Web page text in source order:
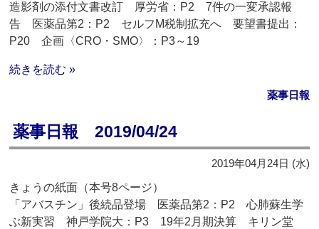
造影剤の添付文書改訂 厚労省：P2 7件の一変承認報
告 医薬品第2：P2 セルフM税制拡充へ 要望書提出：
P20 企画〈CRO・SMO〉：P3～19
続きを読む »
薬事日報
薬事日報 2019/04/24
2019年04月24日 (水)
きょうの紙面（本号8ページ）
「アバスチン」後続品登場 医薬品第2：P2 心肺蘇生学
ぶ新実習 神戸学院大：P3 19年2月期決算 キリン堂